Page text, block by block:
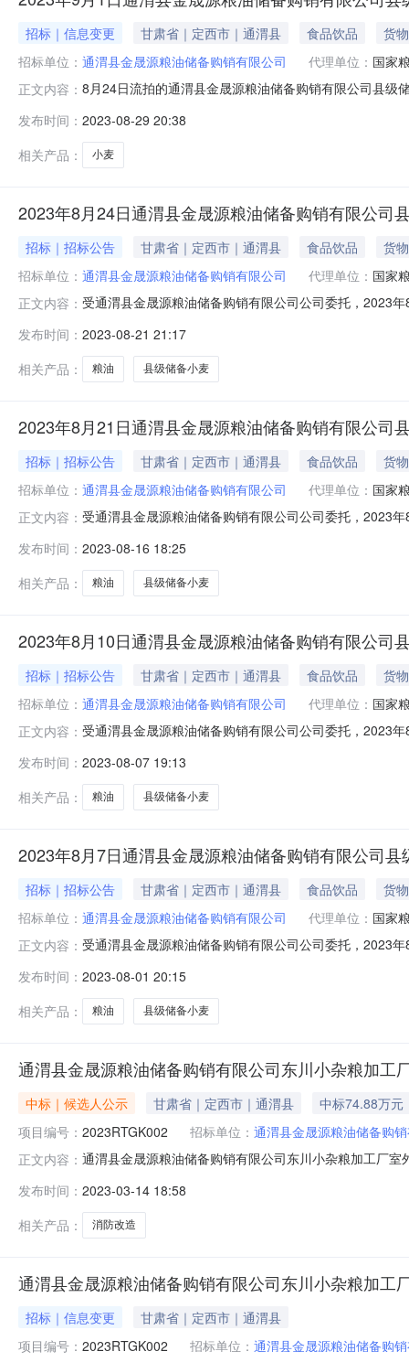
招标｜信息变更 甘肃省｜定西市｜通渭县 食品饮品
货物
招标单位： 通渭县金晟源粮油储备购销有限公司 代理单位： 国家
正文内容： 8月24日流拍的通渭县金晟源粮油储备购销有限公司县级
发布时间： 2023-08-29 20:38
相关产品：
小麦
2023年8月24日通渭县金晟源粮油储备购销有限公司
招标｜招标公告 甘肃省｜定西市｜通渭县 食品饮品
货物
招标单位： 通渭县金晟源粮油储备购销有限公司 代理单位： 国家
正文内容： 受通渭县金晟源粮油储备购销有限公司公司委托，2023
储备库3P4库（1500吨）。三、价格类型本次采购所报
粮。色泽气味正常，无
发布时间： 2023-08-21 21:17
相关产品：
粮油 县级储备小麦
2023年8月21日通渭县金晟源粮油储备购销有限公司
招标｜招标公告 甘肃省｜定西市｜通渭县 食品饮品
货物
招标单位： 通渭县金晟源粮油储备购销有限公司 代理单位： 国家
正文内容： 受通渭县金晟源粮油储备购销有限公司公司委托，2023
储备库3P4库（1500吨）、3P5库（1500吨）、3P6库
同一产地
发布时间： 2023-08-16 18:25
相关产品：
粮油 县级储备小麦
2023年8月10日通渭县金晟源粮油储备购销有限公司
招标｜招标公告 甘肃省｜定西市｜通渭县 食品饮品
货物
招标单位： 通渭县金晟源粮油储备购销有限公司 代理单位： 国家
正文内容： 受通渭县金晟源粮油储备购销有限公司公司委托，2023
备库。三、价格类型本次采购所报价格为：买方库内散
无虫粒。2.常规质量指标符合
发布时间： 2023-08-07 19:13
相关产品：
粮油 县级储备小麦
2023年8月7日通渭县金晟源粮油储备购销有限公司
招标｜招标公告 甘肃省｜定西市｜通渭县 食品饮品
货物
招标单位： 通渭县金晟源粮油储备购销有限公司 代理单位： 国家
正文内容： 受通渭县金晟源粮油储备购销有限公司公司委托，2023
库。三、价格类型本次采购所报价格为：买方库内散粮
虫粒。2.常规质量指标符合国家质
发布时间： 2023-08-01 20:15
相关产品：
粮油 县级储备小麦
通渭县金晟源粮油储备购销有限公司东川小杂粮加工
中标｜候选人公示 甘肃省｜定西市｜通渭县
中标74.88万元
项目编号： 2023RTGK002 招标单位： 通渭县金晟源粮油储备购
正文内容： 通渭县金晟源粮油储备购销有限公司东川小杂粮加工厂
18894448880招标编号2023RTGK002开标日期2023年
候选
发布时间： 2023-03-14 18:58
相关产品：
消防改造
通渭县金晟源粮油储备购销有限公司东川小杂粮加工
招标｜信息变更
甘肃省｜定西市｜通渭县
项目编号： 2023RTGK002 招标单位： 通渭县金晟源粮油储备购